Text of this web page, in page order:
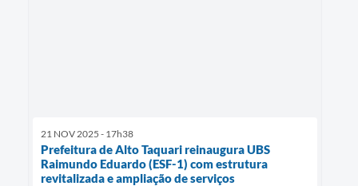
21 NOV 2025 - 17h38
Prefeitura de Alto Taquari reinaugura UBS
Raimundo Eduardo (ESF-1) com estrutura
revitalizada e ampliação de serviços